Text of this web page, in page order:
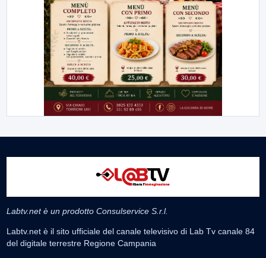
Labtv.net è un prodotto Consulservice S.r.l.
Labtv.net è il sito ufficiale del canale televisivo di Lab Tv canale 84
del digitale terrestre Regione Campania